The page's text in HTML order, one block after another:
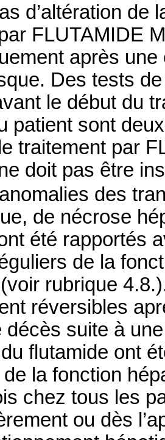
d’altération de
FLUTAMIDE
après
Des tests
le début du
patient sont
traitement par
doit pas être
des
de nécrose
été rapportés
de la
rubrique
réversibles
décès suite à
du flutamide ont
la fonction
chez tous les
ou dès